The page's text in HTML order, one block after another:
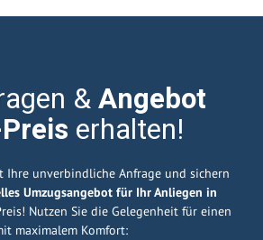
&Angebot
erhalten!
Ihre unverbindliche Anfrage und sichern
Umzugsangebot für Ihr Anliegen in
Nutzen Sie die Gelegenheit für einen
maximalem Komfort: